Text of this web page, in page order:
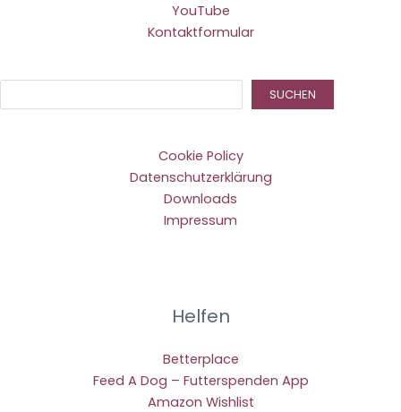
YouTube
Kontaktformular
SUCHEN
Cookie Policy
Datenschutzerklärung
Downloads
Impressum
Helfen
Betterplace
Feed A Dog – Futterspenden App
Amazon Wishlist